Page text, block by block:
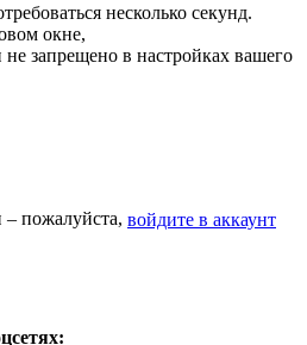
несколько секунд.
окне,
запрещено в настройках вашего
пожалуйста, войдите в аккаунт